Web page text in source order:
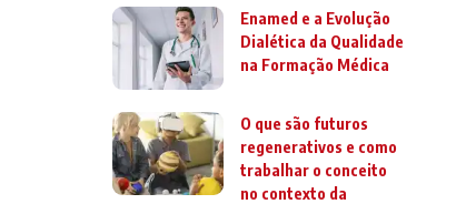
Enamed e a Evolução
Dialética da Qualidade
na Formação Médica
O que são futuros
regenerativos e como
trabalhar o conceito
no contexto da